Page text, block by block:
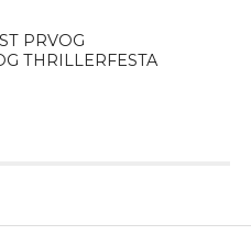
PRVOG
THRILLERFESTA